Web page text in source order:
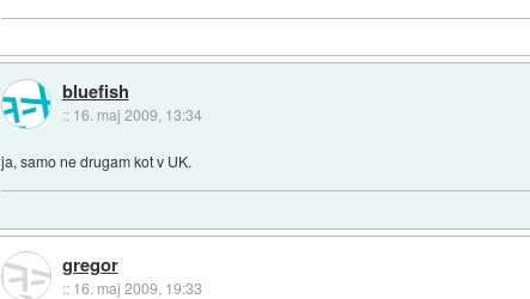
bluefish
:: 16. maj 2009, 13:34
ja, samo ne drugam kot v UK.
gregor
:: 16. maj 2009, 19:33